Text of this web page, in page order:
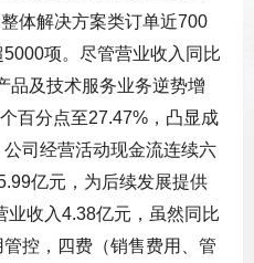
体解决方案类订单近700
项。尽管营业收入同比
品及技术服务业务逆势增
百分点至27.47%，凸显成
司经营活动现金流连续六
亿元，为后续发展提供
业收入4.38亿元，虽然同比
控，四费（销售费用、管